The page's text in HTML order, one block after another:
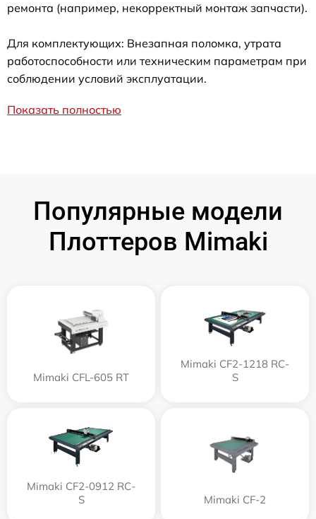
ремонта (например, некорректный монтаж запчасти).
Для комплектующих: Внезапная поломка, утрата
работоспособности или техническим параметрам при
соблюдении условий эксплуатации.
Показать полностью
Популярные модели
Плоттеров Mimaki
Mimaki CFL-605 RT
Mimaki CF2-1218 RC-
S
Mimaki CF2-0912 RC-
S
Mimaki CF-2